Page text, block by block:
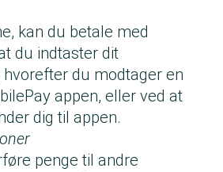
kan du betale med
du indtaster dit
du modtager en
appen, eller ved at
dig til appen.
penge til andre